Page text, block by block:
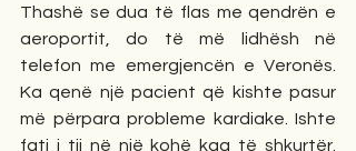
Thashë se dua të flas me qendrën e
aeroportit, do të më lidhësh në
telefon me emergjencën e Veronës.
Ka qenë një pacient që kishte pasur
më përpara probleme kardiake. Ishte
fati i tij në një kohë kaq të shkurtër.